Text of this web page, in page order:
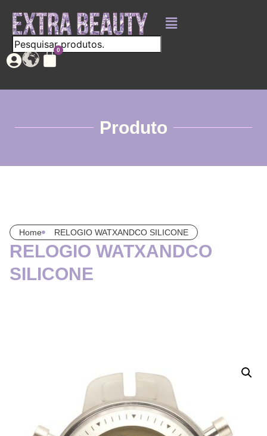
Produto
Home RELOGIO WATXANDCO SILICONE
RELOGIO WATXANDCO
SILICONE